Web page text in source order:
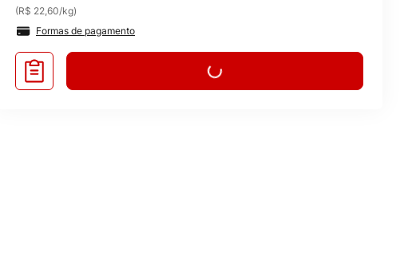
(R$ 22,60/kg)
Formas de pagamento